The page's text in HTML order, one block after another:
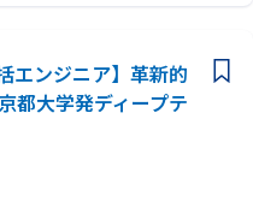
エンジニア】革新的
都大学発ディープテ